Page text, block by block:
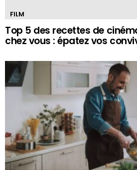
FILM
Top 5 des recettes de
chez vous : épatez vos